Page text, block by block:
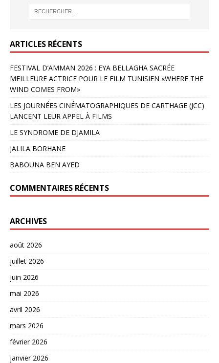
ARTICLES RÉCENTS
FESTIVAL D’AMMAN 2026 : EYA BELLAGHA SACRÉE
MEILLEURE ACTRICE POUR LE FILM TUNISIEN «WHERE THE
WIND COMES FROM»
LES JOURNÉES CINÉMATOGRAPHIQUES DE CARTHAGE (JCC)
LANCENT LEUR APPEL À FILMS
LE SYNDROME DE DJAMILA
JALILA BORHANE
BABOUNA BEN AYED
COMMENTAIRES RÉCENTS
ARCHIVES
août 2026
juillet 2026
juin 2026
mai 2026
avril 2026
mars 2026
février 2026
janvier 2026